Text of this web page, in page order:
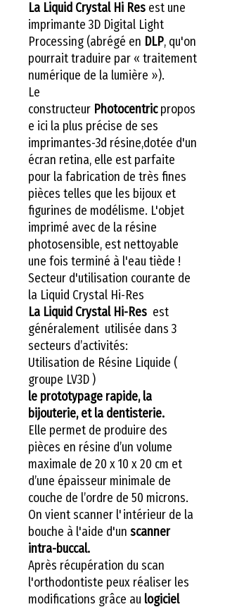
La Liquid Crystal Hi Res est une
imprimante 3D Digital Light
Processing (abrégé en DLP, qu'on
pourrait traduire par « traitement
numérique de la lumière »).
Le
constructeur Photocentricpropos
e ici la plus précise de ses
imprimantes-3d résine,dotée d'un
écran retina, elle est parfaite
pour la fabrication de très fines
pièces telles que les bijoux et
figurines de modélisme. L'objet
imprimé avec de la résine
photosensible, est nettoyable
une fois terminé à l'eau tiède !
Secteur d'utilisation courante de
la Liquid Crystal Hi-Res
La Liquid Crystal Hi-Res est
généralement utilisée dans 3
secteurs d’activités:
Utilisation de Résine Liquide (
groupe LV3D )
le prototypage rapide, la
bijouterie, et la dentisterie.
Elle permet de produire des
pièces en résine d’un volume
maximale de 20 x 10 x 20 cm et
d’une épaisseur minimale de
couche de l’ordre de 50 microns.
On vient scanner l'intérieur de la
bouche à l'aide d'un scanner
intra-buccal.
Après récupération du scan
l'orthodontiste peux réaliser les
modifications grâce au logiciel